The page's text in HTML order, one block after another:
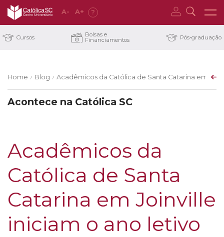
A- A+ ?
Cursos Bolsas e
Financiamentos Pós-graduação
Home / Blog / Acadêmicos da Católica de Santa Catarina em
Acontece na Católica SC
Acadêmicos da
Católica de Santa
Catarina em Joinville
iniciam o ano letivo